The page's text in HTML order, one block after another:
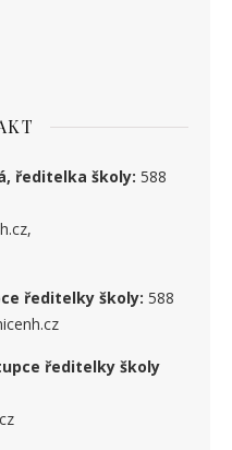
ředitelka školy: 588
ředitelky školy: 588
ředitelky školy